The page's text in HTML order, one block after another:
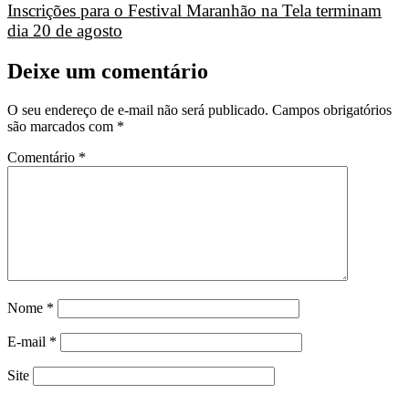
Inscrições para o Festival Maranhão na Tela terminam
dia 20 de agosto
Deixe um comentário
O seu endereço de e-mail não será publicado. Campos obrigatórios
são marcados com *
Comentário *
Nome *
E-mail *
Site